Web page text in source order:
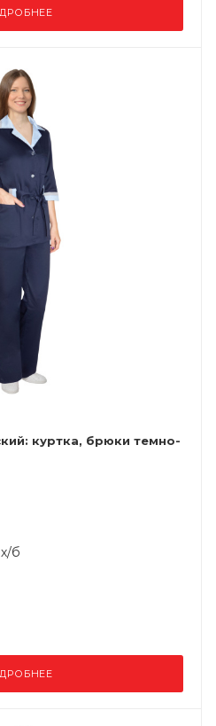
куртка, брюки темно-
б